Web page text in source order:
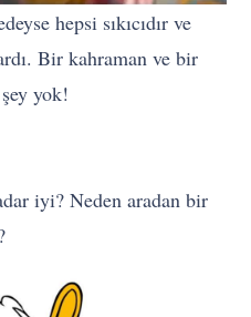
hepsi sıkıcıdır ve
Bir kahraman ve bir
yok!
iyi? Neden aradan bir